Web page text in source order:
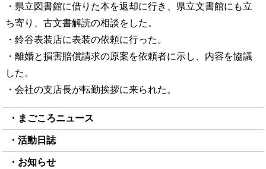
・県立図書館に借りた本を返却に行き、県立文書館にも立
ち寄り、古文書解読の相談をした。
・鈴谷表装店に表装の依頼に行った。
・離婚と損害賠償請求の原案を依頼者に示し、内容を協議
した。
・会社の支店長が転勤挨拶に来られた。
まごころニュース
活動日誌
お知らせ